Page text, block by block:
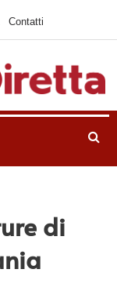
Contatti
di